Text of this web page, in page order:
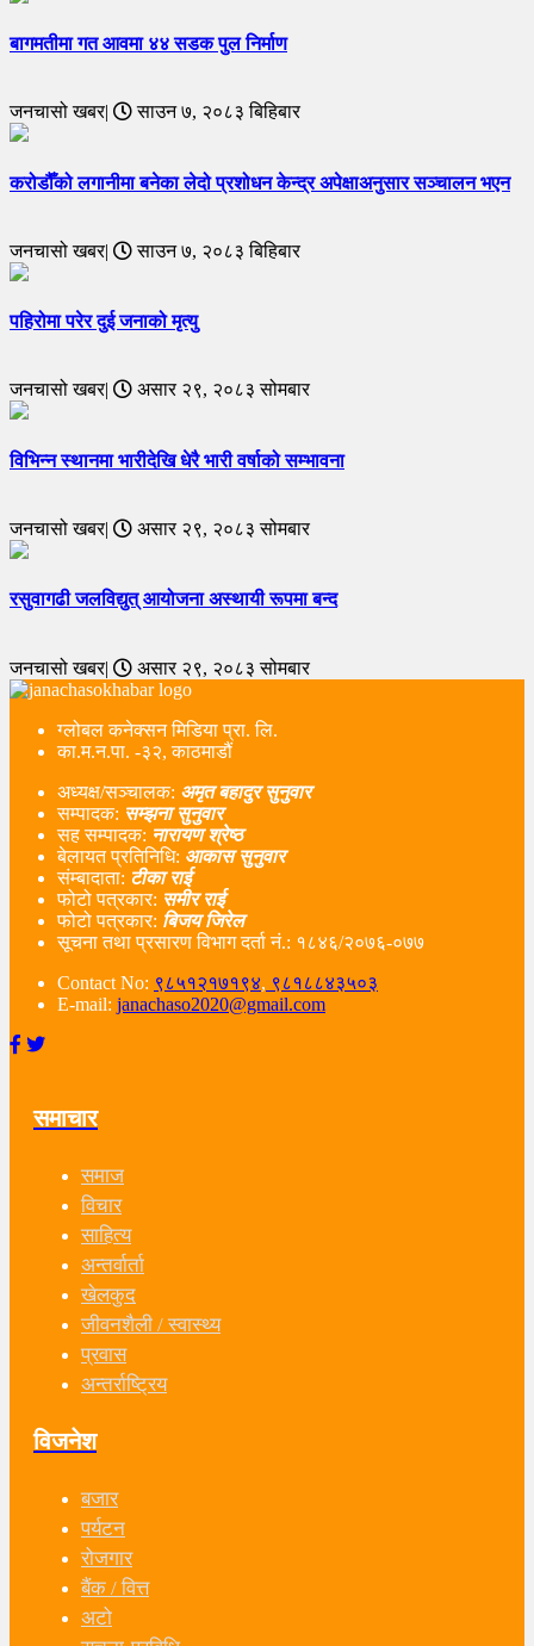
बागमतीमा गत आवमा ४४ सडक पुल निर्माण
जनचासो खबर| साउन ७, २०८३ बिहिबार
करोडौँको लगानीमा बनेका लेदो प्रशोधन केन्द्र अपेक्षाअनुसार सञ्चालन भएन
जनचासो खबर| साउन ७, २०८३ बिहिबार
पहिरोमा परेर दुई जनाको मृत्यु
जनचासो खबर| असार २९, २०८३ सोमबार
विभिन्न स्थानमा भारीदेखि धेरै भारी वर्षाको सम्भावना
जनचासो खबर| असार २९, २०८३ सोमबार
रसुवागढी जलविद्युत् आयोजना अस्थायी रूपमा बन्द
जनचासो खबर| असार २९, २०८३ सोमबार
ग्लोबल कनेक्सन मिडिया प्रा. लि.
का.म.न.पा. -३२, काठमाडौं
अध्यक्ष/सञ्चालक: अमृत बहादुर सुनुवार
सम्पादक: सम्झना सुनुवार
सह सम्पादक: नारायण श्रेष्ठ
बेलायत प्रतिनिधि: आकास सुनुवार
संम्बादाता: टीका राई
फोटो पत्रकार: समीर राई
फोटो पत्रकार: बिजय जिरेल
सूचना तथा प्रसारण विभाग दर्ता नं‌.: १८४६/२०७६-०७७
Contact No: ९८५१२१७१९४, ९८१८८४३५०३
E-mail: janachaso2020@gmail.com
समाचार
समाज
विचार
साहित्य
अन्तर्वार्ता
खेलकुद
जीवनशैली / स्वास्थ्य
प्रवास
अन्तर्राष्ट्रिय
विजनेश
बजार
पर्यटन
रोजगार
बैंक / वित्त
अटो